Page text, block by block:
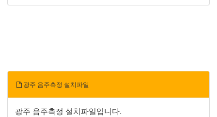
광주 음주측정 설치파일
광주 음주측정 설치파일입니다.